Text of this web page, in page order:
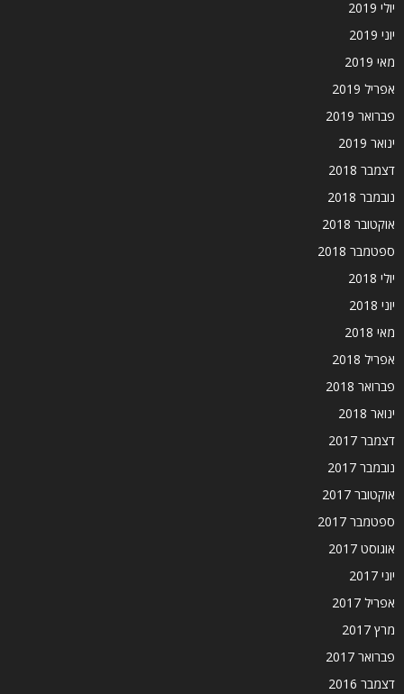
יולי 2019
יוני 2019
מאי 2019
אפריל 2019
פברואר 2019
ינואר 2019
דצמבר 2018
נובמבר 2018
אוקטובר 2018
ספטמבר 2018
יולי 2018
יוני 2018
מאי 2018
אפריל 2018
פברואר 2018
ינואר 2018
דצמבר 2017
נובמבר 2017
אוקטובר 2017
ספטמבר 2017
אוגוסט 2017
יוני 2017
אפריל 2017
מרץ 2017
פברואר 2017
דצמבר 2016